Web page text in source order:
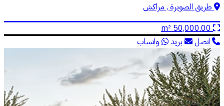
طريق الصويرة , مراكش
اتصل
بريد واتساب